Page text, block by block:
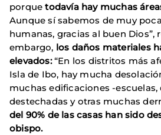
porquetodavía hay muchas
Aunque sí sabemos de muy
humanas, gracias al buen Dios”,
embargo, los daños materiales
elevados:“En los distritos más
Isla de Ibo, hay mucha
muchas edificaciones -escuelas,
destechadas y otras muchas
del 90% de las casas han sido
obispo.